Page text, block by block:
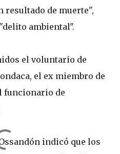
de muerte",
ambiental".
el voluntario de
el ex miembro de
funcionario de
indicó que los